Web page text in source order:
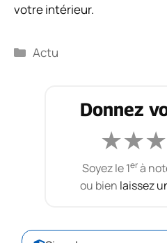
votre intérieur.
Catégories
Actu
Donnez
★★★
Soyez le 1erà
ou bien laissez